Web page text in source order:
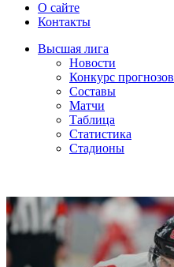
О сайте
Контакты
Высшая лига
Новости
Конкурс прогнозов
Составы
Матчи
Таблица
Статистика
Стадионы